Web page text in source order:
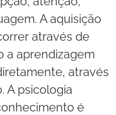
A aquisição
através de
a aprendizagem
através
A psicologia
é